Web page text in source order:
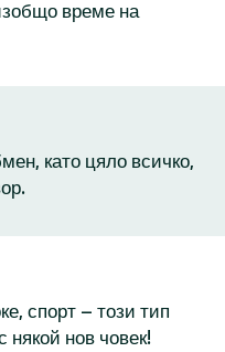
време на
като цяло всичко,
спорт – този тип
някой нов човек!